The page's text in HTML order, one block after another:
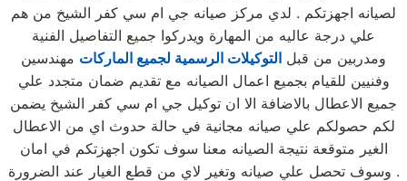
لصيانه اجهزتكم . لدي مركز صيانه جي ام سي كفر الشيخ من هم
علي درجة عاليه من المهارة ويدركوا جميع التفاصيل الفنية
ومدربين من قبل التوكيلات الرسمية لجميع الماركات مهندسين
وفنيين للقيام بجميع اعمال الصيانه مع تقديم ضمان متجدد علي
جميع الاعطال بالاضافة الا ان توكيل جي ام سي كفر الشيخ يضمن
لكم حصولكم علي صيانه مجانية في حالة حدوث اي من الاعطال
الغير متوقعة نتيجة الصيانه معنا سوف تكون اجهزتكم في امان
وسوف تحصل علي صيانه وتغير لاي من قطع الغيار عند الضرورة .